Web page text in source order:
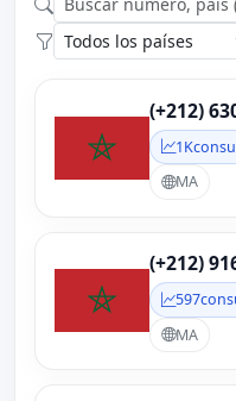
(+212)
1K
MA
(+212)
597
MA